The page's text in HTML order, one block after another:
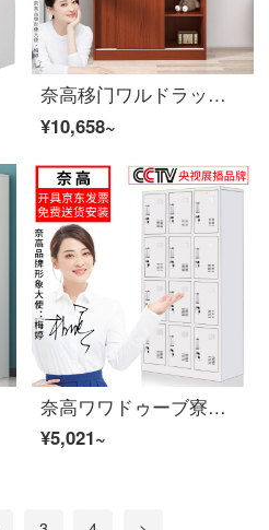
奈高移门ワルドラック现代简约箪笥木板式ワドラブコンボボックス柚木色1800*800*500
¥10,658~
奈高ワワドゥーブ寮の従業員がロッカーの下駄箱の食器棚に複数の戸棚を収納している十二ドアワルドローブブ
¥5,021~